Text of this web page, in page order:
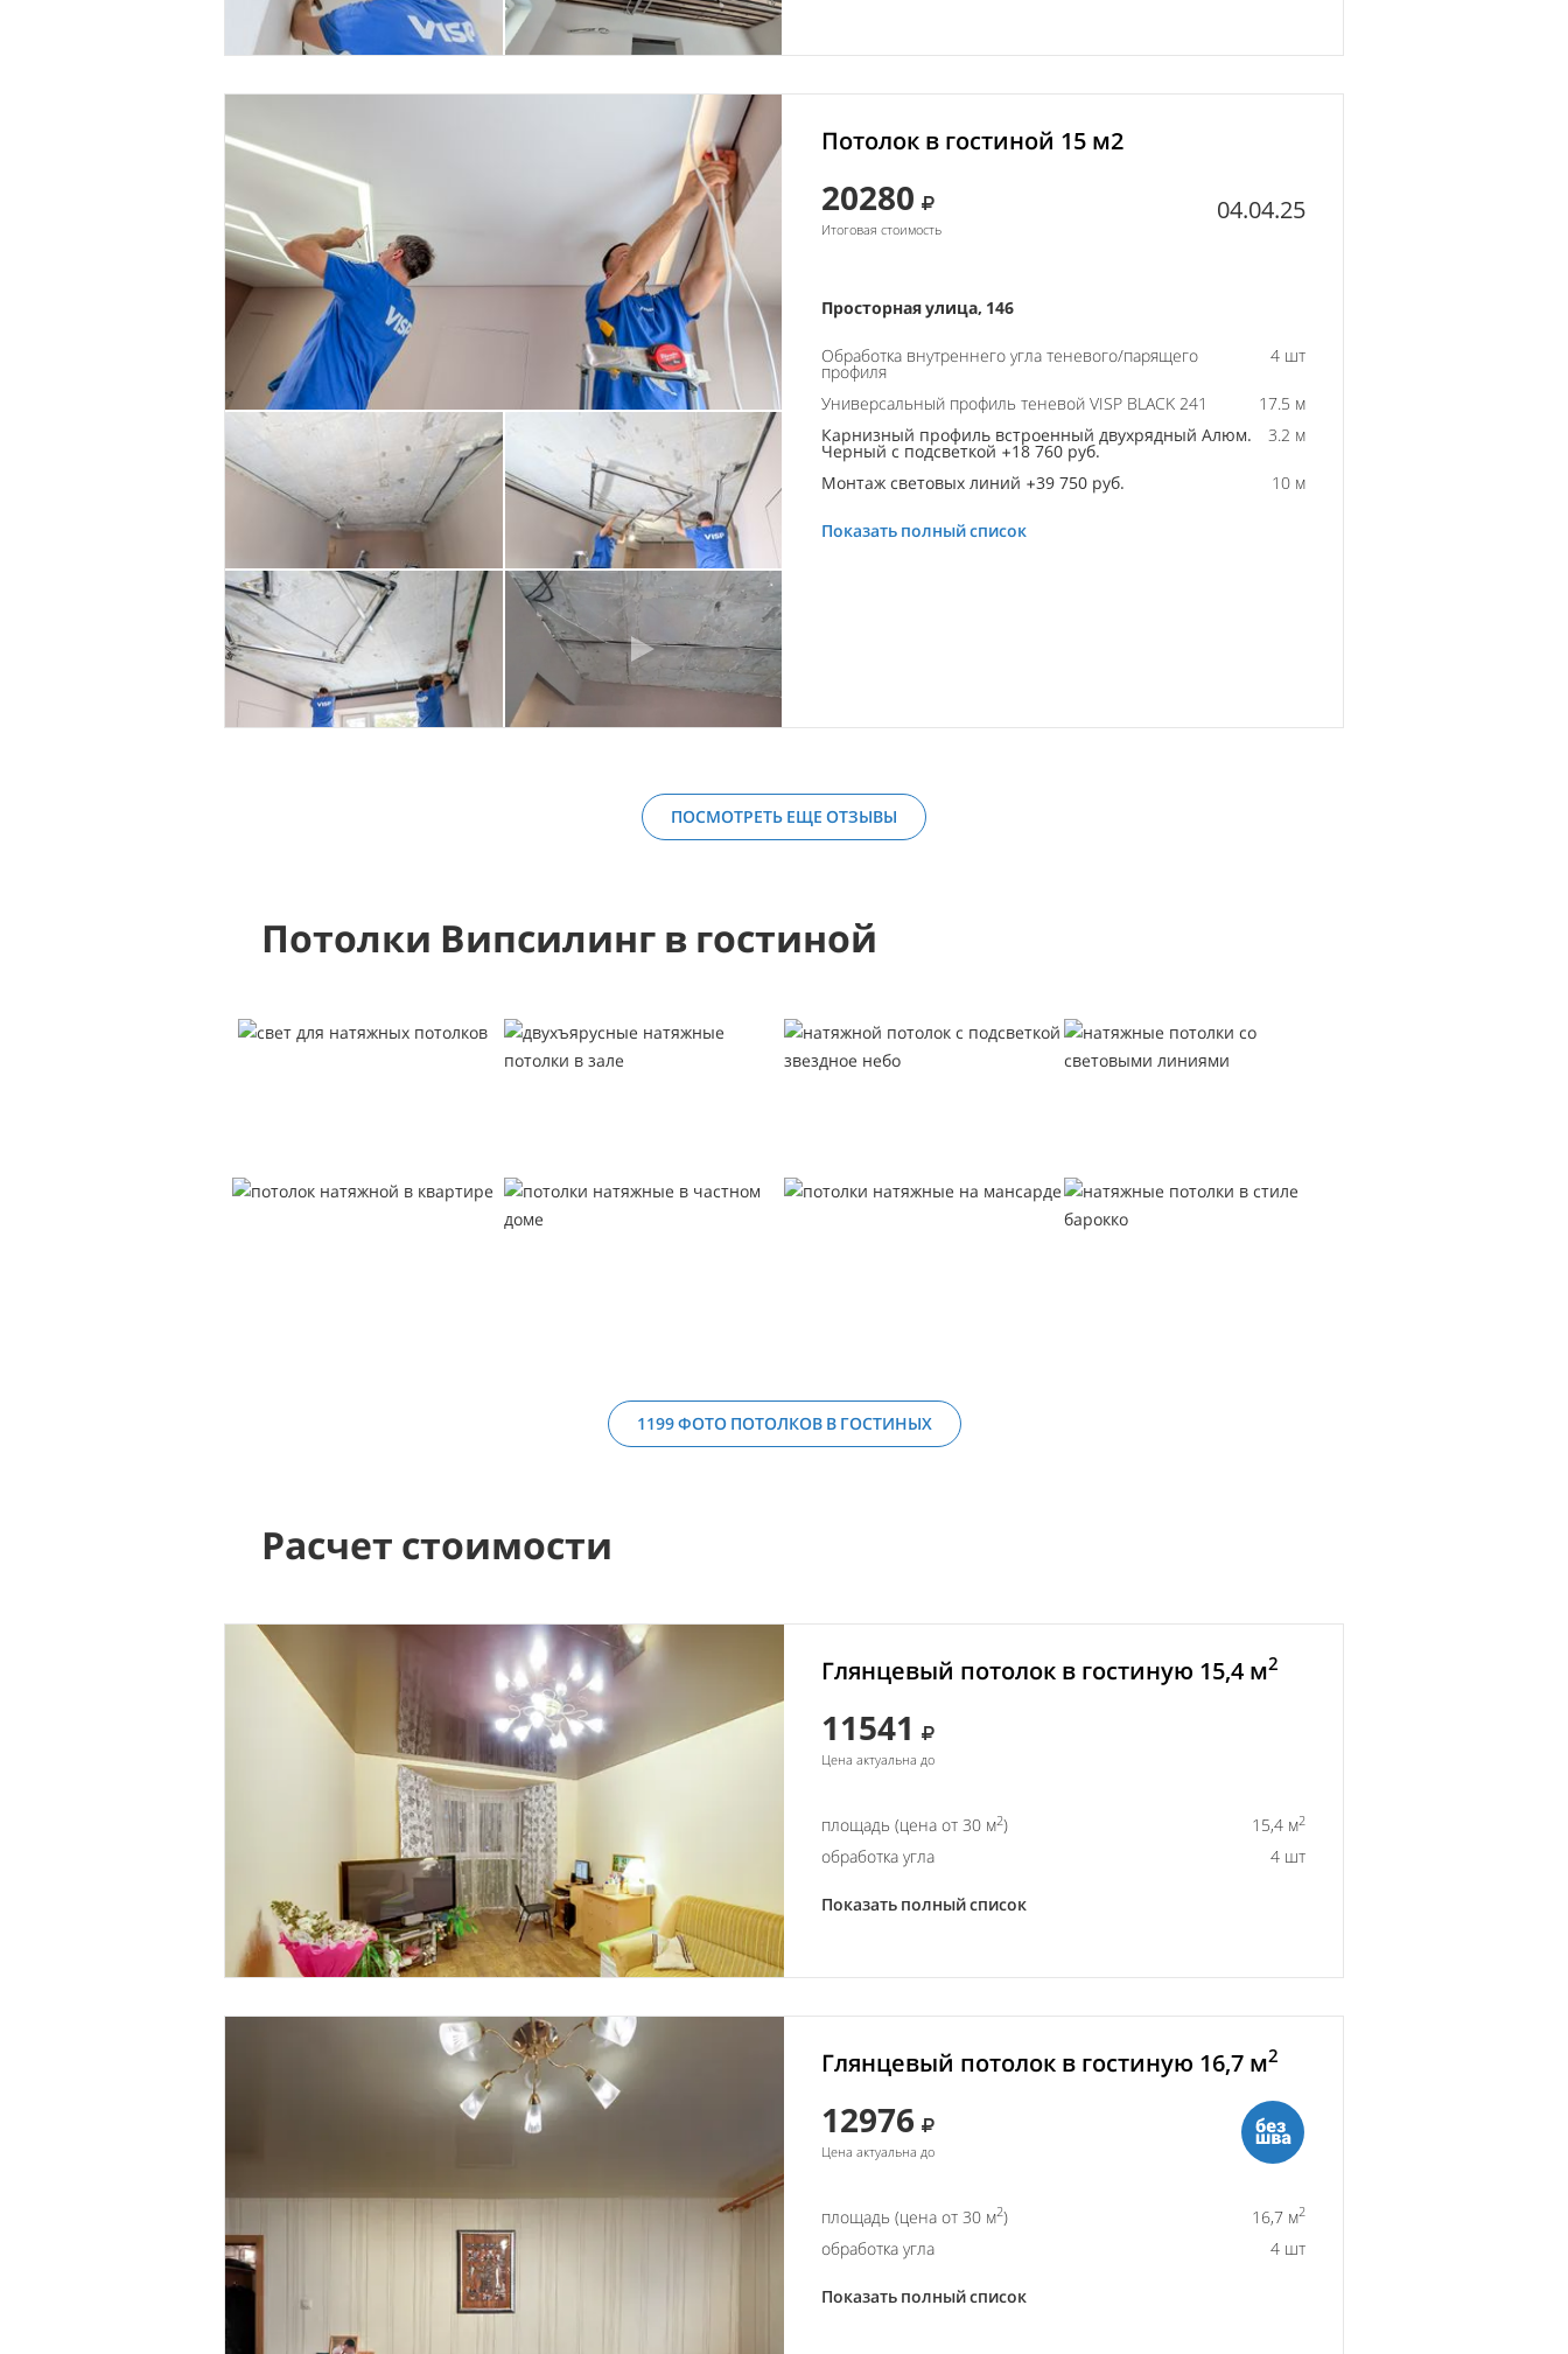
Потолок в гостиной 15 м2
20280
Итоговая стоимость
04.04.25
Просторная улица, 146
Обработка внутреннего угла теневого/парящего
профиля
4 шт
Универсальный профиль теневой VISP BLACK 241
17.5 м
Карнизный профиль встроенный двухрядный Алюм.
Черный с подсветкой +18 760 руб.
3.2 м
Монтаж световых линий +39 750 руб. 10 м
Показать полный список
ПОСМОТРЕТЬ ЕЩЕ ОТЗЫВЫ
Потолки Випсилинг в гостиной
1199 ФОТО ПОТОЛКОВ В ГОСТИНЫХ
Расчет стоимости
Глянцевый потолок в гостиную 15,4 м2
11541
Цена актуальна до
площадь (цена от 30 м2) 15,4 м2
обработка угла 4 шт
Показать полный список
Глянцевый потолок в гостиную 16,7 м2
12976
Цена актуальна до
площадь (цена от 30 м2) 16,7 м2
обработка угла 4 шт
Показать полный список